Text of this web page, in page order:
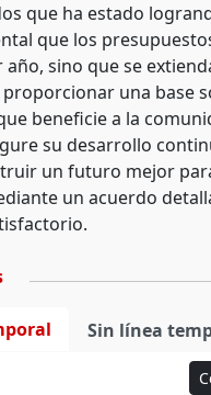
que ha estado
que los
sino que se
una base
beneficie a la
su desarrollo
un futuro mejor
un acuerdo
Sin línea